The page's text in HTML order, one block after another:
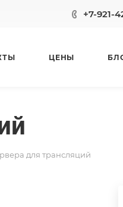
+7-921-
ЦЕНЫ
для трансляций